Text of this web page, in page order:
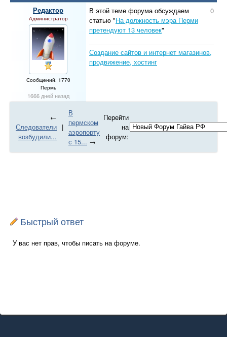
Редактор
Администратор
Сообщений: 1770
Пермь
1666 дней назад
0
В этой теме форума обсуждаем
статью "На должность мэра Перми
претендуют 13 человек"
Создание сайтов и интернет магазинов,
продвижение, хостинг
←
Следователи
возбудили...
|
​В
пермском
аэропорту
с 15... →
Перейти
на
форум:
Быстрый ответ
У вас нет прав, чтобы писать на форуме.